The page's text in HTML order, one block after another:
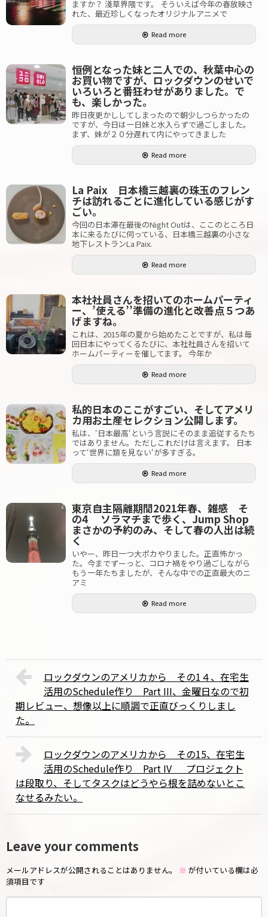
ますか？ 淺草界隈です。 そういえば今年の春放映さ
れた、最近珍しくなったオリジナルアニメで
Read more
恒例となった妹と二人での、秋葉中心の
お買い物ですが、ロックダウンのせいで
いろいろと番狂わせがありました。で
も、楽しかった。
昨日夜更かししてしまったので朝少しつらかったの
ですが、今日は一日妹と水入らずで過ごしました。
まず、妹が２０分遅れて内にやってきました
Read more
La Paix 日本橋三越裏の珠玉のフレン
チは訪れるごとに進化している感じがす
ごい。
今回の日本滞在最後のNight Outは、ここのところ日
本に来るたびに伺っている、日本橋三越裏の小さな
地下レストランLa Paix.
Read more
本社社員さんを招いてのホームパーティ
ー、’使える’’準備の進化と改善点５つあ
げますね。
これは、2015年の夏から始めたことですが、私は毎
回日本にやってくるたびに、本社社員さんを招いて
ホームパーティーを催してます。 今年か
Read more
私的日本のここがすごい、そしてアメリ
カ用お土産セレクション公開します。
私は、‘日本最高‘という言説にそのまま追従するたち
ではありません。ただしこれだけは言えます。 日本
って‘世界に類を見ない‘が多すぎる。
Read more
東京自主隔離期間2021年春、雑感 そ
の4 ソラマチまで歩く、Jump Shop
まさかの予約のみ、そして春の人出は続
く
いやー、昨日一つ大ポカやりました。正直怖かっ
た。今までずーっと、コロナ禍をやり過ごしながら
もう一年たちましたが、そんな中での正直最大のニ
アミ
Read more
ロックダウンのアメリカから その1４、在宅生
活用のSchedule作り Part III、金曜日なので初
期レビュー、想像以上に順調で正直びっくりしまし
た。
ロックダウンのアメリカから その15、在宅生
活用のSchedule作り Part IV プロジェクト
は段取り、そしてタスクはどうやら根を詰めないとこ
なせるみたい。
Leave your comments
メールアドレスが公開されることはありません。 ※ が付いている欄は必
須項目です